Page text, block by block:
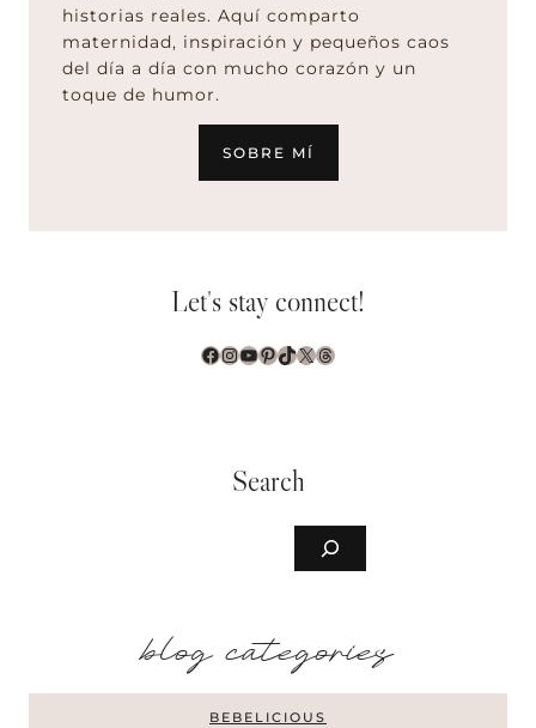
historias reales. Aquí comparto
maternidad, inspiración y pequeños caos
del día a día con mucho corazón y un
toque de humor.
SOBRE MÍ
Let's stay connect!
Facebook
Instagram
YouTube
Pinterest
TikTok
X Threads
Search
blog categories
BEBELICIOUS